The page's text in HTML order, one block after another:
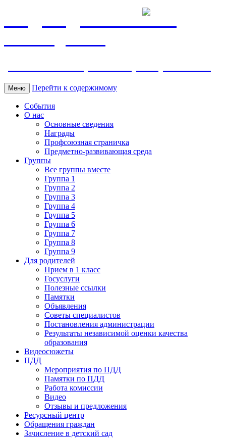
МБДОУ ДС "Калинка"
Меню Перейти к содержимому
События
О нас
Основные сведения
Награды
Профсоюзная страничка
Предметно-развивающая среда
Группы
Все группы вместе
Группа 1
Группа 2
Группа 3
Группа 4
Группа 5
Группа 6
Группа 7
Группа 8
Группа 9
Для родителей
Прием в 1 класс
Госуслуги
Полезные ссылки
Памятки
Объявления
Советы специалистов
Постановления администрации
Результаты независимой оценки качества
образования
Видеосюжеты
ПДД
Мероприятия по ПДД
Памятки по ПДД
Работа комиссии
Видео
Отзывы и предложения
Ресурсный центр
Обращения граждан
Зачисление в детский сад